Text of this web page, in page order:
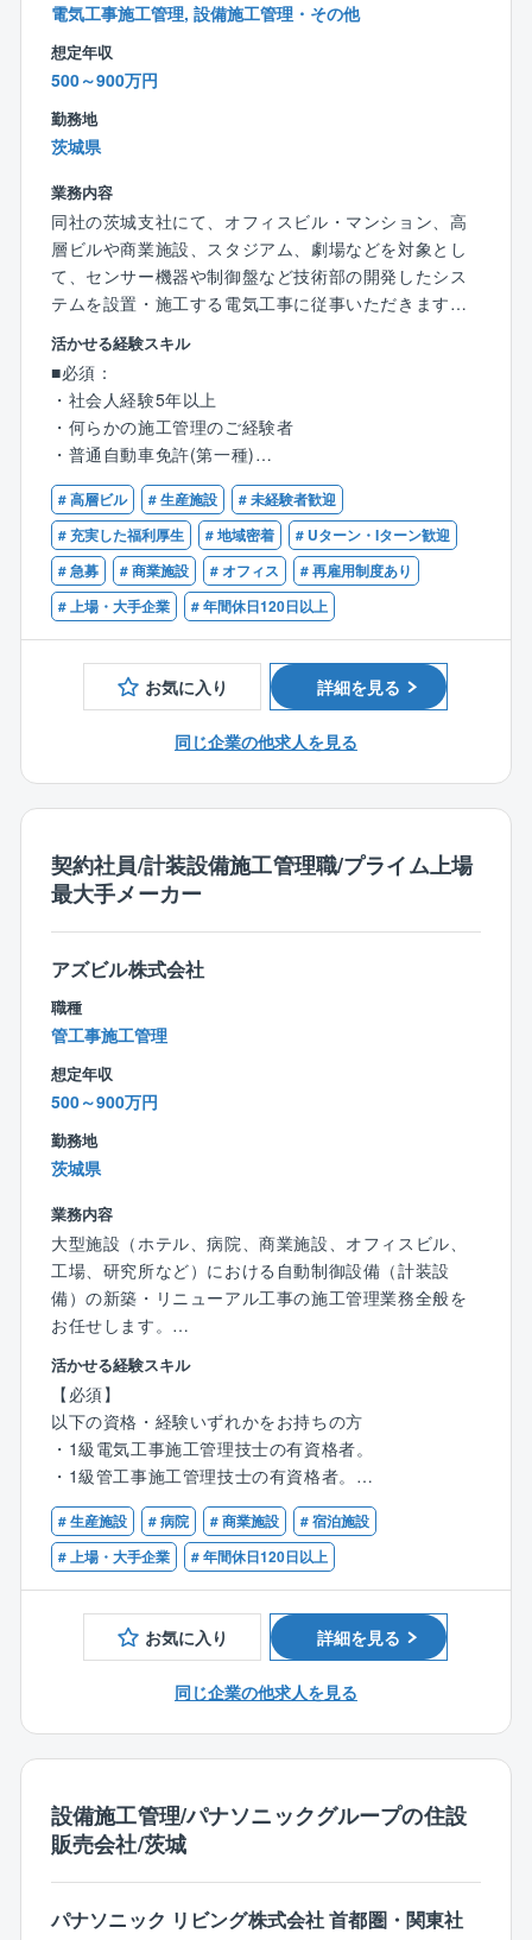
■募集背景
同社の更なる飛躍を目指し、次代の関電工を担う新し
い人材を募集します。各業界のトップクラスのお客様
とのお取引が多く、今までの経験を活かしながら能
力・スキルを高めていける職場です。
電気工事施工管理, 設備施工管理・その他
想定年収
500～900万円
勤務地
茨城県
業務内容
同社の茨城支社にて、オフィスビル・マンション、高
層ビルや商業施設、スタジアム、劇場などを対象とし
て、センサー機器や制御盤など技術部の開発したシス
テムを設置・施工する電気工事に従事いただきます。
（即戦力）
■魅力
＜業界NO1の安定性と働きやすさ、社会貢献性の高
い事業展開をしているプライム上場企業です＞
・エリア限定職有、年間休日125日、入社時からライフ
サポート休暇20日間使用可能、所定労働時間7.5時間と
働きやすい環境です◎
・消防設備士の資格は「歓迎」となっており、若手を
育てていく体制の整った会社です。社内の制度とし
て、消防設備士取得のための講座を受けることもでき
■職務内容：火災報知設備等防災システムの施工管理
■職務内容詳細：
・現場調査を行い、予定している設置工事ができるか
確認
・施工図の作成
・機器、材料、協力会社を手配
・現場管理を行う。適宜、客先、協力会社、他工事会
社との調整
・日々、工程管理、施工状況の確認
・設置した設備が正確に作動するかの試験調整
・消防の検査、施主検査後、引渡し
・完成図書、書類作成
同社の施工の完成度は、その納期順守とともに業界内
外できわめて高く評価されています。なお、火災報知
設備は国によって設置基準が定められているので、そ
の施工管理をするには消防設備士甲種4類が必要です
が、スタートは電気工事士1種・2種でもかまいませ
ん。ちなみに、現在、同社には消防設備士が約1300名
います。
■案件について
工事規模、数千万～数億円。工期は工事終盤に3か月～
半年。
ランドマークタワーなど著名な建造物も数多く、大規
模案件なら年間1～2現場を1チーム5人、中小規模なら
常時2～3現場を見て月3～4件を竣工させ、1人で年間3
0～40件を担当します。一般の施工管理と同様、この分
野に詳しい複数の協力会社を監督して進めますが、工
事自体は難しくないものの納期を守る管理力が問われ
ます。また、システムの主装置を他社の機器に連動さ
せることも多く、防火・防煙・排煙設備など周辺機器
創業100年の持続力は、働く社員にも十分な配慮がある
ということです。たとえば、超過勤務手当などもきっ
ちり整備され、正しく運用されています。とは言え、
残業の削減にも積極的に取り組んでおり、業務改善や
外注会社の活用、そして代休の取得を推進していま
活かせる経験スキル
■必須：
・社会人経験5年以上
・何らかの施工管理のご経験者
・普通自動車免許(第一種)
■歓迎：
・電気設備工事に関するご経験
・監理技術者(消防施設工事、電気通信など)
・電気工事施工管理技士の資格
・消防設備士(甲種)、消防 設備士(乙種)
# 高層ビル # 生産施設
# 未経験者歓迎
# 充実した福利厚生
# 地域密着
# Uターン・Iターン歓迎
# 急募
# 商業施設 # オフィス
# 再雇用制度あり
# 上場・大手企業
# 年間休日120日以上
お気に入り 詳細を見る
同じ企業の他求人を見る
契約社員/計装設備施工管理職/プライム上場
最大手メーカー
アズビル株式会社
職種
管工事施工管理
想定年収
500～900万円
勤務地
茨城県
業務内容
大型施設（ホテル、病院、商業施設、オフィスビル、
工場、研究所など）における自動制御設備（計装設
備）の新築・リニューアル工事の施工管理業務全般を
お任せします。
※本求人は契約社員での採用となります。
■具体的には
・顧客との対話とエンジニアリング: 客先要求事項を深
くヒアリングし、対話を通じて仕様を詰めていく「0か
らのエンジニアリング」に取り組みます。
・臨機応変な対応: 施工途中の設計変更や仕様変更をゼ
ネコンやサブコンから求められた際、プロの視点から
迅速かつ柔軟に対応し、最適なソリューションを提供
します。
・下請けマネジメント: 品質、工程、安全、コスト管理
を含む現場監督および下請け業者への的確な指示・指
・プロジェクト推進: 計画通りに工事が進行するよう全
体の調整を行います。
同社はビルディングオートメーション（BA）分野で長
年にわたり信頼を築いてきたリーディングカンパニー
ルや病院、商業施設といった重要度の高い大型施設に
活かせる経験スキル
【必須】
以下の資格・経験いずれかをお持ちの方
・1級電気工事施工管理技士の有資格者。
・1級管工事施工管理技士の有資格者。
・1級電気通信施工管理技士の有資格者。
・1万平方メートル以上の大規模建物における施工管理
の経験がある方。
■歓迎
電気設備工事および空調設備工事における一連の業務
を経験された方。
計装工事一連の施工管理者としての経験がある方を歓
# 生産施設 # 病院 # 商業施設
# 宿泊施設
# 上場・大手企業
# 年間休日120日以上
お気に入り 詳細を見る
同じ企業の他求人を見る
設備施工管理/パナソニックグループの住設
販売会社/茨城
パナソニック リビング株式会社 首都圏・関東社